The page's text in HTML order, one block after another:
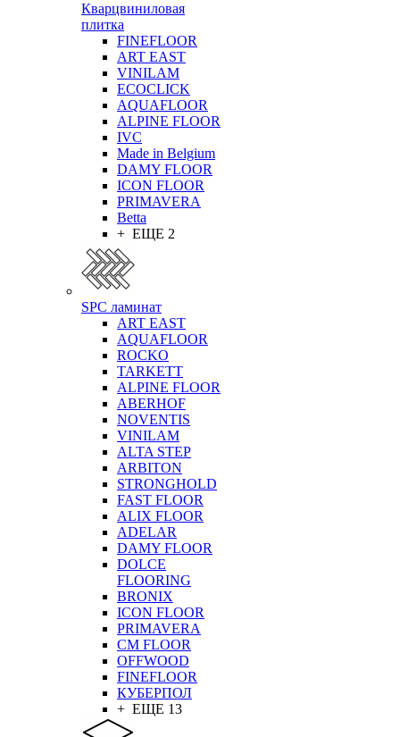
Кварцвиниловая
плитка
FINEFLOOR
ART EAST
VINILAM
ECOCLICK
AQUAFLOOR
ALPINE FLOOR
IVC
Made in Belgium
DAMY FLOOR
ICON FLOOR
PRIMAVERA
Betta
+ ЕЩЕ 2
SPC ламинат
ART EAST
AQUAFLOOR
ROCKO
TARKETT
ALPINE FLOOR
ABERHOF
NOVENTIS
VINILAM
ALTA STEP
ARBITON
STRONGHOLD
FAST FLOOR
ALIX FLOOR
ADELAR
DAMY FLOOR
DOLCE
FLOORING
BRONIX
ICON FLOOR
PRIMAVERA
CM FLOOR
OFFWOOD
FINEFLOOR
КУБЕРПОЛ
+ ЕЩЕ 13